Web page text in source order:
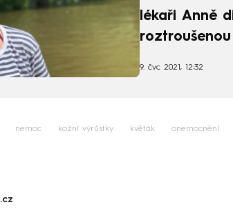
lékaři Anně
9. čvc 2021, 12:32
nemoc kožní výrůstky květák onemocnění